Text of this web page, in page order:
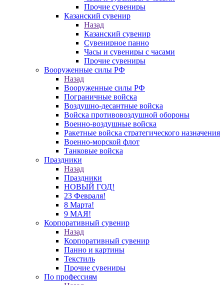
Прочие сувениры
Казанский сувенир
Назад
Казанский сувенир
Сувенирное панно
Часы и сувениры с часами
Прочие сувениры
Вооруженные силы РФ
Назад
Вооруженные силы РФ
Пограничные войска
Воздушно-десантные войска
Войска противовоздушной обороны
Военно-воздушные войска
Ракетные войска стратегического назначения
Военно-морской флот
Танковые войска
Праздники
Назад
Праздники
НОВЫЙ ГОД!
23 Февраля!
8 Марта!
9 МАЯ!
Корпоративный сувенир
Назад
Корпоративный сувенир
Панно и картины
Текстиль
Прочие сувениры
По профессиям